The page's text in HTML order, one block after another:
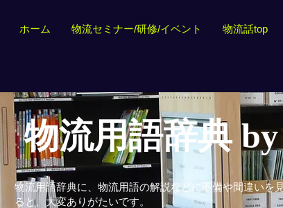
ホーム 物流セミナー/研修/イベント 物流話top
物流用語辞典
物流用語辞典に、物流用語の解説などに不備や間違いを
ると、大変ありがたいです。